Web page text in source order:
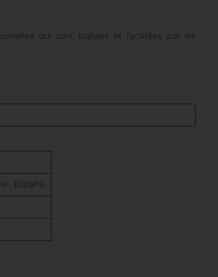
qui sont traitées et facilitées par les
. España